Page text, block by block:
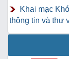
Khai mạc
thông tin và thư